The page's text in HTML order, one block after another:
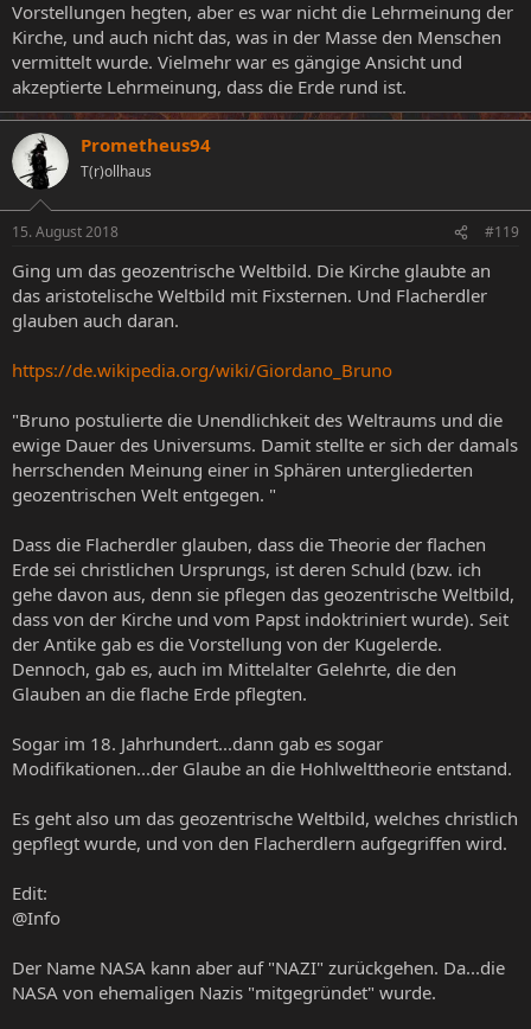
Vorstellungen hegten, aber es war nicht die Lehrmeinung der
Kirche, und auch nicht das, was in der Masse den Menschen
vermittelt wurde. Vielmehr war es gängige Ansicht und
akzeptierte Lehrmeinung, dass die Erde rund ist.
Prometheus94
T(r)ollhaus
15. August 2018 #119
Ging um das geozentrische Weltbild. Die Kirche glaubte an
das aristotelische Weltbild mit Fixsternen. Und Flacherdler
glauben auch daran.
https://de.wikipedia.org/wiki/Giordano_Bruno
"Bruno postulierte die Unendlichkeit des Weltraums und die
ewige Dauer des Universums. Damit stellte er sich der damals
herrschenden Meinung einer in Sphären untergliederten
geozentrischen Welt entgegen. "
Dass die Flacherdler glauben, dass die Theorie der flachen
Erde sei christlichen Ursprungs, ist deren Schuld (bzw. ich
gehe davon aus, denn sie pflegen das geozentrische Weltbild,
dass von der Kirche und vom Papst indoktriniert wurde). Seit
der Antike gab es die Vorstellung von der Kugelerde.
Dennoch, gab es, auch im Mittelalter Gelehrte, die den
Glauben an die flache Erde pflegten.
Sogar im 18. Jahrhundert...dann gab es sogar
Modifikationen...der Glaube an die Hohlwelttheorie entstand.
Es geht also um das geozentrische Weltbild, welches christlich
gepflegt wurde, und von den Flacherdlern aufgegriffen wird.
Edit:
@Info
Der Name NASA kann aber auf "NAZI" zurückgehen. Da...die
NASA von ehemaligen Nazis "mitgegründet" wurde.